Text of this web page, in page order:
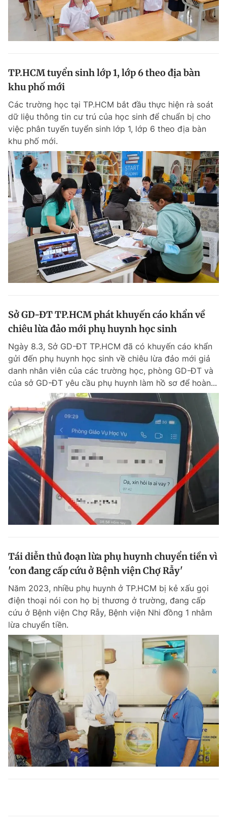
TP.HCM tuyển sinh lớp 1, lớp 6 theo địa bàn
khu phố mới
Các trường học tại TP.HCM bắt đầu thực hiện rà soát
dữ liệu thông tin cư trú của học sinh để chuẩn bị cho
việc phân tuyến tuyển sinh lớp 1, lớp 6 theo địa bàn
khu phố mới.
Sở GD-ĐT TP.HCM phát khuyến cáo khẩn về
chiêu lừa đảo mới phụ huynh học sinh
Ngày 8.3, Sở GD-ĐT TP.HCM đã có khuyến cáo khẩn
gửi đến phụ huynh học sinh về chiêu lừa đảo mới giả
danh nhân viên của các trường học, phòng GD-ĐT và
của sở GD-ĐT yêu cầu phụ huynh làm hồ sơ để hoàn...
Tái diễn thủ đoạn lừa phụ huynh chuyển tiền vì
'con đang cấp cứu ở Bệnh viện Chợ Rẫy'
Năm 2023, nhiều phụ huynh ở TP.HCM bị kẻ xấu gọi
điện thoại nói con họ bị thương ở trường, đang cấp
cứu ở Bệnh viện Chợ Rẫy, Bệnh viện Nhi đồng 1 nhằm
lừa chuyển tiền.